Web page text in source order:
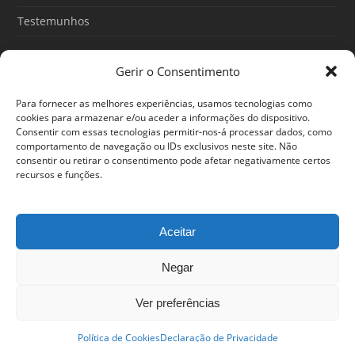
Gerir o Consentimento
Para fornecer as melhores experiências, usamos tecnologias como
cookies para armazenar e/ou aceder a informações do dispositivo.
Consentir com essas tecnologias permitir-nos-á processar dados, como
comportamento de navegação ou IDs exclusivos neste site. Não
consentir ou retirar o consentimento pode afetar negativamente certos
recursos e funções.
Aceitar
Negar
Ver preferências
Política de CookiesDeclaração de Privacidade
Testemunhos
O Poder do Subconsciente: esse poder é teu
30/06/2026
Ansiedade: cuidar de si antes que o alerta tome conta da
sua vida
© 2024 Em Forma. Todos os direitos reservados
do Consumidor|Política de privacidade
Estamos disponíveis entre as 12h e as 20h